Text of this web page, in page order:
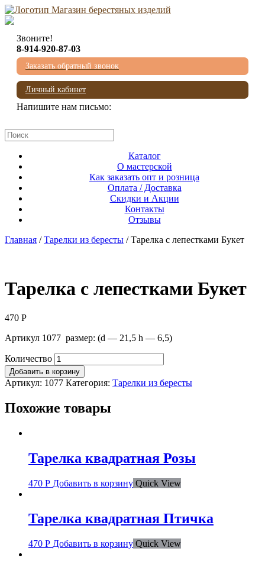
Звоните!
8-914-920-87-03
Заказать обратный звонок
Личный кабинет
Напишите нам письмо:
Каталог
О мастерской
Как заказать опт и розница
Оплата / Доставка
Скидки и Акции
Контакты
Отзывы
Главная /Тарелки из бересты / Тарелка с лепестками Букет
Тарелка с лепестками Букет
470 Р
Артикул 1077 размер: (d — 21,5 h — 6,5)
Количество
Добавить в корзину
Артикул: 1077 Категория: Тарелки из бересты
Похожие товары
Тарелка квадратная Розы
470 Р Добавить в корзину Quick View
Тарелка квадратная Птичка
470 Р Добавить в корзину Quick View